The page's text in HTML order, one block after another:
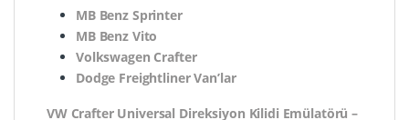
MB Benz Sprinter
MB Benz Vito
Volkswagen Crafter
Dodge Freightliner Van’lar
VW Crafter Universal Direksiyon Kilidi Emülatörü –